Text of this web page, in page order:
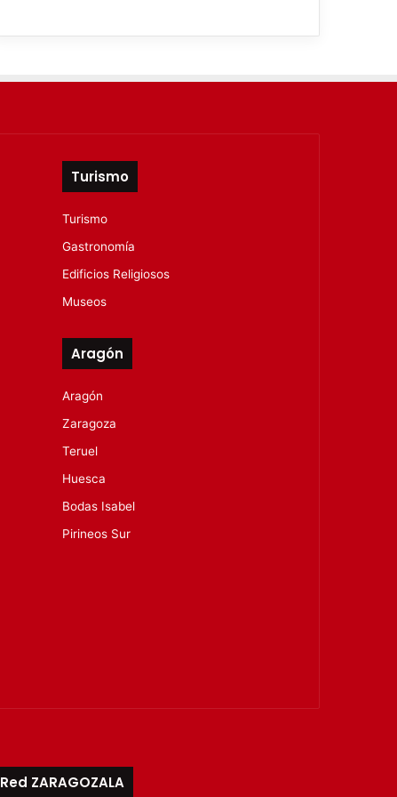
Turismo
Turismo
Gastronomía
Edificios Religiosos
Museos
Aragón
Aragón
Zaragoza
Teruel
Huesca
Bodas Isabel
Pirineos Sur
Red ZARAGOZALA